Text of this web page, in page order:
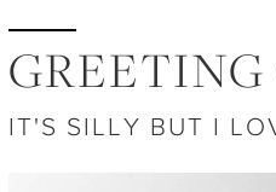
GREETING
IT'S SILLY BUT I